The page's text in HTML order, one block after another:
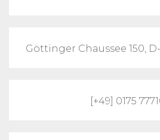
Göttinger Chaussee 150,
[+49] 0175